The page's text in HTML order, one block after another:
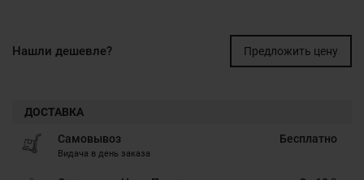
Нашли дешевле? Предложить цену
ДОСТАВКА
Самовывоз
Видача в день заказа
Бесплатно